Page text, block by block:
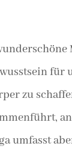
für
zu
umfasst